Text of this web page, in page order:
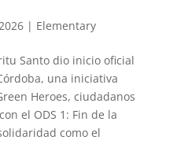
| Elementary
Santo dio inicio oficial
una iniciativa
Heroes, ciudadanos
el ODS 1: Fin de la
como el